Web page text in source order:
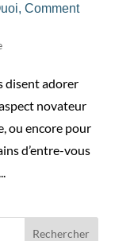
Comment
disent adorer
novateur
ou encore pour
d’entre-vous
Rechercher